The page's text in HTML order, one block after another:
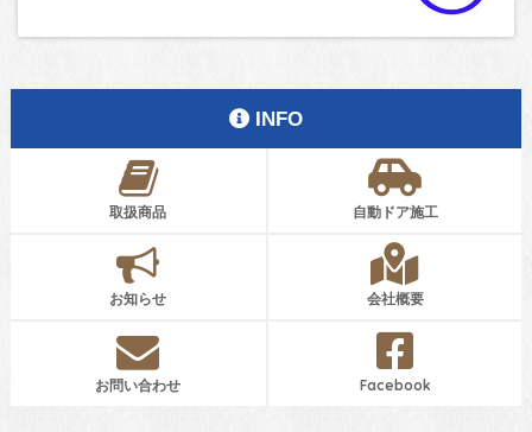
INFO
取扱商品 自動ドア施工
お知らせ 会社概要
お問い合わせ Facebook